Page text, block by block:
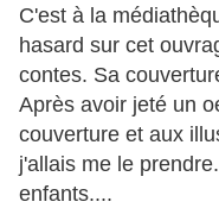
C'est à la
hasard sur cet
contes. Sa
Après avoir jeté un
couverture et aux
j'allais me le
enfants....